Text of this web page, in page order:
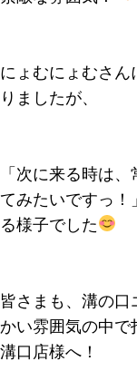
にょむにょむさん
りましたが、
「次に来る時は
てみたいですっ！
る様子でした
皆さまも、溝の
かい雰囲気の中で
溝口店様へ！